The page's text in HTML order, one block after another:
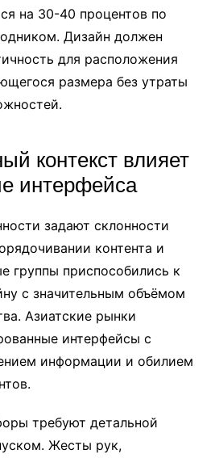
на 30-40 процентов по
Дизайн должен
для расположения
размера без утраты
контекст влияет
интерфейса
задают склонности
контента и
группы приспособились к
с значительным объёмом
Азиатские рынки
интерфейсы с
информации и обилием
требуют детальной
Жесты рук,